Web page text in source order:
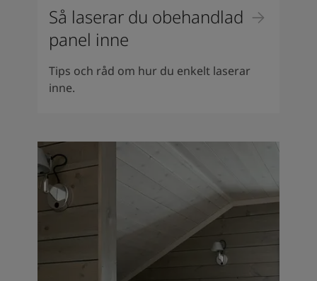
Så laserar du obehandlad
panel inne
Tips och råd om hur du enkelt laserar
inne.